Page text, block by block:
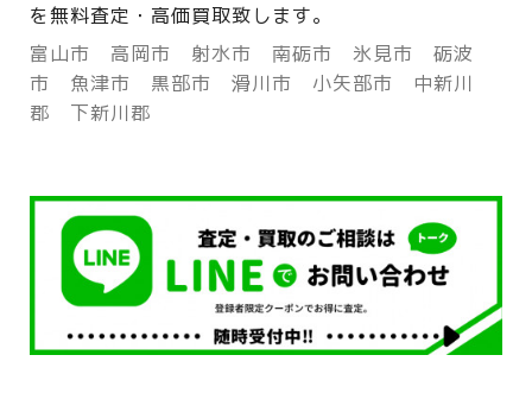
を無料査定・高価買取致します。
富山市 高岡市 射水市 南砺市 氷見市 砺波
市 魚津市 黒部市 滑川市 小矢部市 中新川
郡 下新川郡